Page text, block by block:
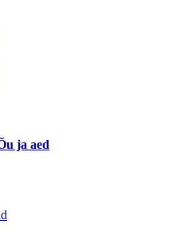
ja aed